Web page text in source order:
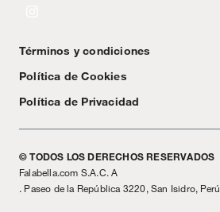
Textos Legales
Términos y condiciones
Política de Cookies
Política de Privacidad
© TODOS LOS DERECHOS RESERVADOS
Falabella.com S.A.C. A
. Paseo de la República 3220, San Isidro, Perú